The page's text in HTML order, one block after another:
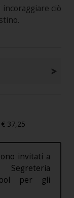
ciò
37,25
invitati a
per gli